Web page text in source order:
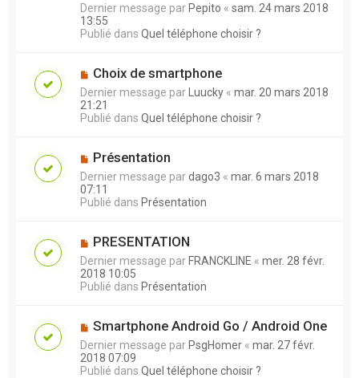
Dernier message parPepito « sam. 24 mars 2018
13:55
Publié dans Quel téléphone choisir ?
Choix de smartphone
Dernier message parLuucky « mar. 20 mars 2018
21:21
Publié dans Quel téléphone choisir ?
Présentation
Dernier message pardago3 « mar. 6 mars 2018
07:11
Publié dans Présentation
PRESENTATION
Dernier message parFRANCKLINE « mer. 28 févr.
2018 10:05
Publié dans Présentation
Smartphone Android Go / Android One
Dernier message parPsgHomer « mar. 27 févr.
2018 07:09
Publié dans Quel téléphone choisir ?